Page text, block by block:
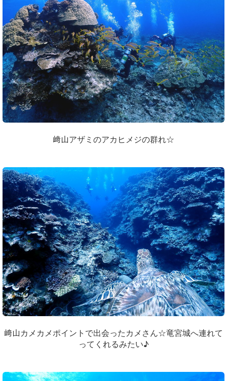
﨑山アザミのアカヒメジの群れ☆
﨑山カメカメポイントで出会ったカメさん☆竜宮城へ連れて
ってくれるみたい♪